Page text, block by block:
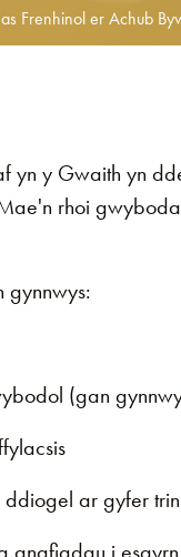
Frenhinol er Achub
yn y Gwaith yn
rhoi
gynnwys:
(gan
ar gyfer